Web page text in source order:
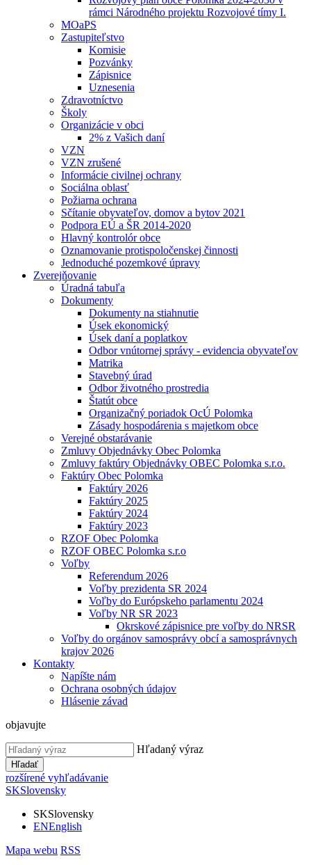
rámci Národného projektu Rozvojové tímy I.
MOaPS
Zastupiteľstvo
Komisie
Pozvánky
Zápisnice
Uznesenia
Zdravotníctvo
Školy
Organizácie v obci
2% z Vašich daní
VZN
VZN zrušené
Informácie civilnej ochrany
Sociálna oblasť
Požiarna ochrana
Sčítanie obyvateľov, domov a bytov 2021
Podpora EÚ a ŠR 2014-2020
Hlavný kontrolór obce
Oznamovanie protispoločenskej činnosti
Jednoduché pozemkové úpravy
Zverejňovanie
Úradná tabuľa
Dokumenty
Dokumenty na stiahnutie
Úsek ekonomický
Úsek daní a poplatkov
Odbor vnútornej správy - evidencia obyvateľov
Matrika
Stavebný úrad
Odbor životného prostredia
Štatút obce
Organizačný poriadok OcÚ Polomka
Zásady hospodárenia s majetkom obce
Verejné obstarávanie
Zmluvy Objednávky Obec Polomka
Zmluvy faktúry Objednávky OBEC Polomka s.r.o.
Faktúry Obec Polomka
Faktúry 2026
Faktúry 2025
Faktúry 2024
Faktúry 2023
RZOF Obec Polomka
RZOF OBEC Polomka s.r.o
Voľby
Referendum 2026
Voľby prezidenta SR 2024
Voľby do Európskeho parlamentu 2024
Voľby NR SR 2023
Okrskové zápisnice pre voľby do NRSR
Voľby do orgánov samosprávy obcí a samosprávnych
krajov 2026
Kontakty
Napíšte nám
Ochrana osobných údajov
Hlásenie závad
objavujte
Hľadaný výraz
Hľadať
rozšírené vyhľadávanie
SKSlovensky
SKSlovensky
ENEnglish
Mapa webu RSS